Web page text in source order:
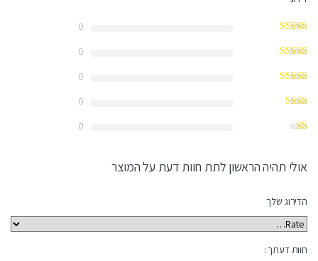
0
0
0
0
0
אולי תהיה הראשון לתת חוות דעת על המוצר
הדירוג שלך
חוות דעתך :